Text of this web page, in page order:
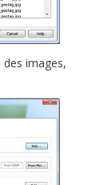
des images,